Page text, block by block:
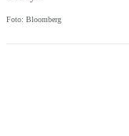
Foto: Bloomberg